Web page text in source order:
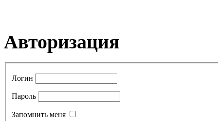
Авторизация
Логин
Пароль
Запомнить меня